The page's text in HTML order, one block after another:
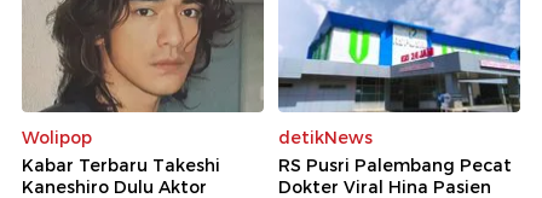
Wolipop
Kabar Terbaru Takeshi
Kaneshiro Dulu Aktor
detikNews
RS Pusri Palembang Pecat
Dokter Viral Hina Pasien